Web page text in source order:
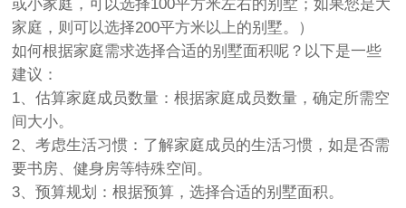
或小家庭，可以选择100平方米左右的别墅；如果您是大
家庭，则可以选择200平方米以上的别墅。）
如何根据家庭需求选择合适的别墅面积呢？以下是一些
建议：
1、估算家庭成员数量：根据家庭成员数量，确定所需空
间大小。
2、考虑生活习惯：了解家庭成员的生活习惯，如是否需
要书房、健身房等特殊空间。
3、预算规划：根据预算，选择合适的别墅面积。